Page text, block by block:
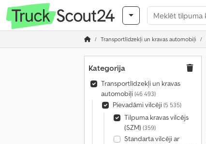
Transportlīdzekļi un kravas automobiļi
Kategorija
Transportlīdzekļi un kravas
automobiļi(46 493)
Pievadāmi vilcēji(5 535)
Tilpuma kravas vilcējs
(SZM) (359)
Standarta vilcēji ar